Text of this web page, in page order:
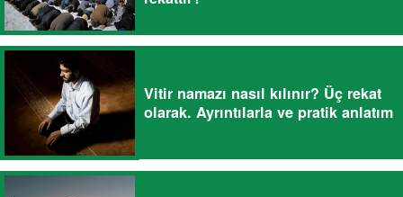
Vitir namazı nasıl kılınır? Üç rekat
olarak. Ayrıntılarla ve pratik anlatım